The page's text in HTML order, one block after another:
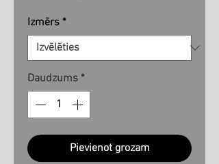
Izmērs *
Daudzums *
Pievienot grozam